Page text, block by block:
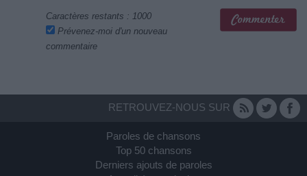
Caractères restants : 1000
Prévenez-moi d'un nouveau
commentaire
RETROUVEZ-NOUS SUR
Paroles de chansons
Top 50 chansons
Derniers ajouts de paroles